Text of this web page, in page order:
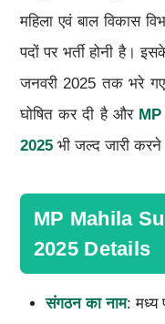
महिला एवं बाल विकास
पदों पर भर्ती होनी है।
जनवरी 2025 तक भरे
घोषित कर दी है और
2025भी जल्द जारी करने
MP Mahila
2025 Details
संगठन का नाम: मध्य